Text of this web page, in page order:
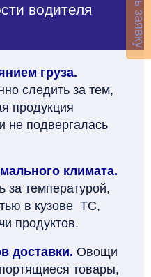
водителя
груза.
следить за тем,
продукция
не подвергалась
климата.
за температурой,
в кузове ТС,
продуктов.
доставки. Овощи
товары,